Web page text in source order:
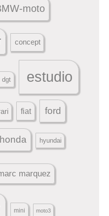
moto
concept
dgt estudio
fiat ford
honda hyundai
marquez
mini moto3